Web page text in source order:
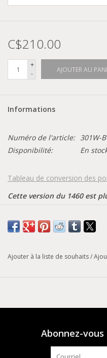
C$210.00
+
-
AJOUTER AU
Informations
Numéro de l'article: 301W-B
Disponibilité:
En
Tableau de conversion des
Cette version du 1460 est
l'apparence semi-brillant.
Entretien: Smooth=
restaurer la brillance du cuir.
Ajouter à la liste de souhaits/
Abonnez-